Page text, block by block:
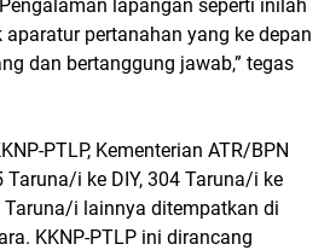
lapangan seperti inilah
pertanahan yang ke depan
dan bertanggung jawab,” tegas
PTLP, Kementerian ATR/BPN
i ke DIY, 304 Taruna/i ke
Taruna/i lainnya ditempatkan di
KKNP-PTLP ini dirancang